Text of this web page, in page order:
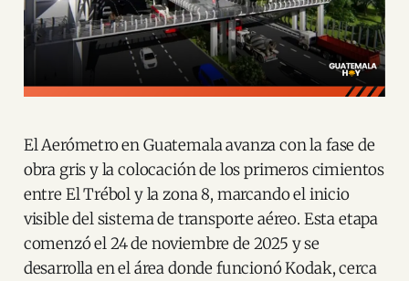
El Aerómetro en Guatemala avanza con la fase de
obra gris y la colocación de los primeros cimientos
entre El Trébol y la zona 8, marcando el inicio
visible del sistema de transporte aéreo. Esta etapa
comenzó el 24 de noviembre de 2025 y se
desarrolla en el área donde funcionó Kodak, cerca